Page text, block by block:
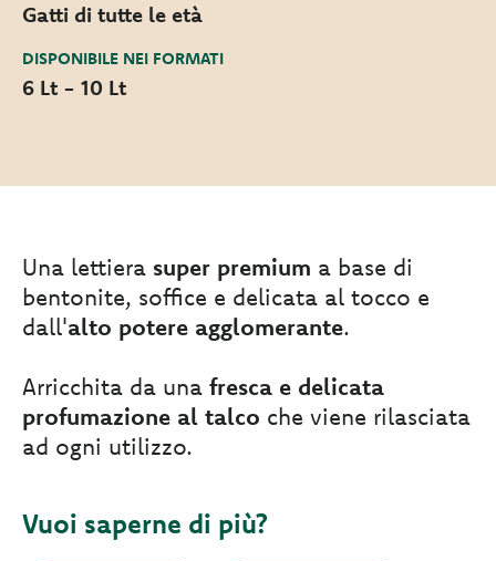
Gatti di tutte le età
DISPONIBILE NEI FORMATI
6 Lt - 10 Lt
Una lettiera super premium a base di
bentonite, soffice e delicata al tocco e
dall'alto potere agglomerante.
Arricchita da una fresca e delicata
profumazione al talco che viene rilasciata
ad ogni utilizzo.
Vuoi saperne di più?